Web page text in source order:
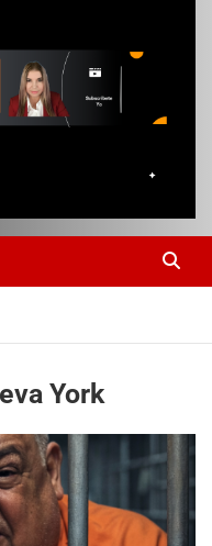
York